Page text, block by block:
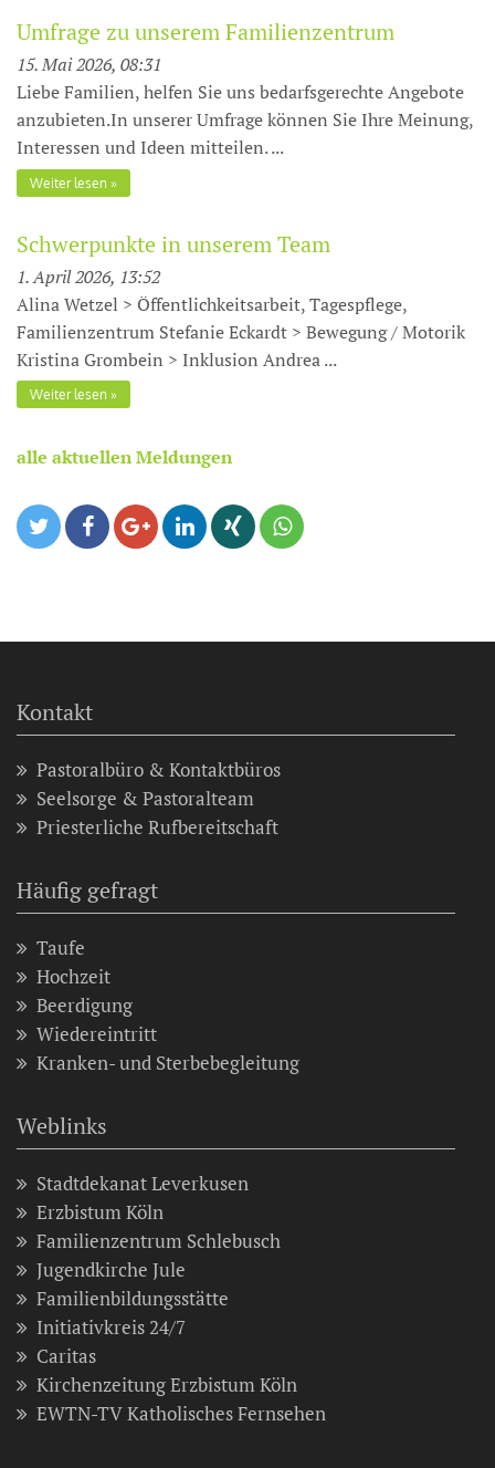
Umfrage zu unserem Familienzentrum
15. Mai 2026, 08:31
Liebe Familien, helfen Sie uns bedarfsgerechte Angebote
anzubieten.In unserer Umfrage können Sie Ihre Meinung,
Interessen und Ideen mitteilen. ...
Weiter lesen
Schwerpunkte in unserem Team
1. April 2026, 13:52
Alina Wetzel > Öffentlichkeitsarbeit, Tagespflege,
Familienzentrum Stefanie Eckardt > Bewegung / Motorik
Kristina Grombein > Inklusion Andrea ...
Weiter lesen
alle aktuellen Meldungen
Kontakt
Pastoralbüro & Kontaktbüros
Seelsorge & Pastoralteam
Priesterliche Rufbereitschaft
Häufig gefragt
Taufe
Hochzeit
Beerdigung
Wiedereintritt
Kranken- und Sterbebegleitung
Weblinks
Stadtdekanat Leverkusen
Erzbistum Köln
Familienzentrum Schlebusch
Jugendkirche Jule
Familienbildungsstätte
Initiativkreis 24/7
Caritas
Kirchenzeitung Erzbistum Köln
EWTN-TV Katholisches Fernsehen